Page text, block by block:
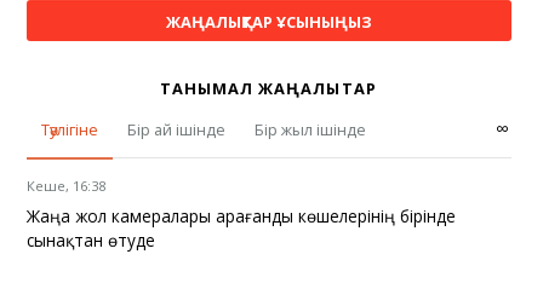
ЖАҢАЛЫҚТАР ҰСЫНЫҢЫЗ
ТАНЫМАЛ ЖАҢАЛЫҚТАР
Тәулігіне
Бір ай ішінде Бір жыл ішінде ∞
Кеше, 16:38
Жаңа жол камералары Қарағанды көшелерінің бірінде
сынақтан өтуде